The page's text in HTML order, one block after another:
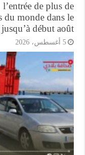
l’entrée de plus
du monde
jusqu’à début